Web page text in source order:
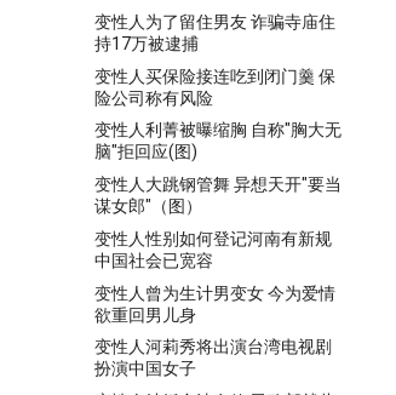
变性人为了留住男友 诈骗寺庙住
持17万被逮捕
变性人买保险接连吃到闭门羹 保
险公司称有风险
变性人利菁被曝缩胸 自称"胸大无
脑"拒回应(图)
变性人大跳钢管舞 异想天开"要当
谋女郎"（图）
变性人性别如何登记河南有新规
中国社会已宽容
变性人曾为生计男变女 今为爱情
欲重回男儿身
变性人河莉秀将出演台湾电视剧
扮演中国女子